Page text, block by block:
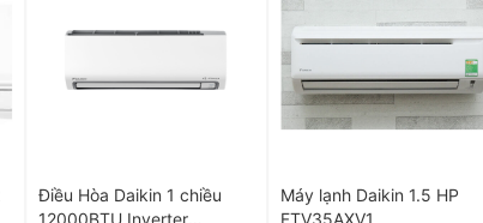
soát độ ẩm Humi Comfort, giúp duy trì độ ẩm ở mức lý
tình trạng khô da, khô họng mà còn tạo cảm giác dễ chịu
Điều Hòa Daikin 1 chiều
Máy lạnh Daikin 1.5 HP